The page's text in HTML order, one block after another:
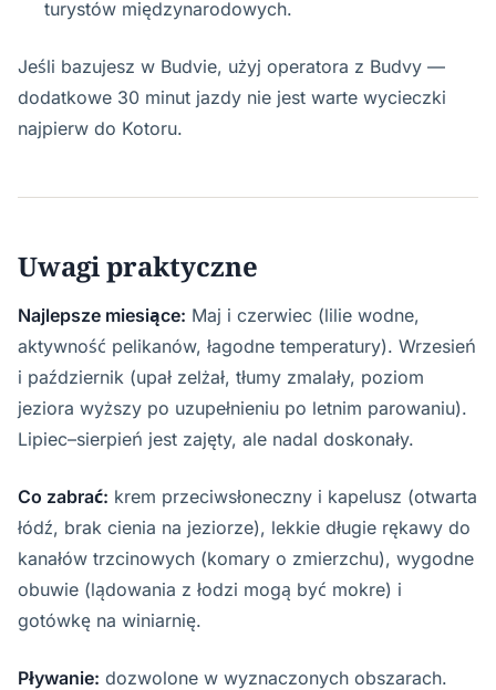
turystów międzynarodowych.
Jeśli bazujesz w Budvie, użyj operatora z Budvy —
dodatkowe 30 minut jazdy nie jest warte wycieczki
najpierw do Kotoru.
Uwagi praktyczne
Najlepsze miesiące: Maj i czerwiec (lilie wodne,
aktywność pelikanów, łagodne temperatury). Wrzesień
i październik (upał zelżał, tłumy zmalały, poziom
jeziora wyższy po uzupełnieniu po letnim parowaniu).
Lipiec–sierpień jest zajęty, ale nadal doskonały.
Co zabrać: krem przeciwsłoneczny i kapelusz (otwarta
łódź, brak cienia na jeziorze), lekkie długie rękawy do
kanałów trzcinowych (komary o zmierzchu), wygodne
obuwie (lądowania z łodzi mogą być mokre) i
gotówkę na winiarnię.
Pływanie: dozwolone w wyznaczonych obszarach.